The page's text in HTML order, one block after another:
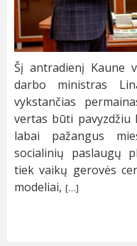
Šį antradienį Kaune
darbo ministras
vykstančias
vertas būti pavyzdžiu
labai pažangus
socialinių paslaugų
tiek vaikų gerovės
modeliai, […]